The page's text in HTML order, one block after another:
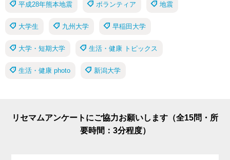
平成28年熊本地震 ボランティア 地震
大学生 九州大学 早稲田大学
大学・短期大学 生活・健康 トピックス
生活・健康 photo 新潟大学
リセマムアンケートにご協力お願いします（全15問・所
要時間：3分程度）